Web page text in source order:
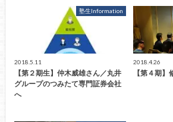
塾生Information
2018.5.11
【第２期生】仲木威雄さん／丸井
グループのつみたて専門証券会社
へ
2018.4.26
【第４期